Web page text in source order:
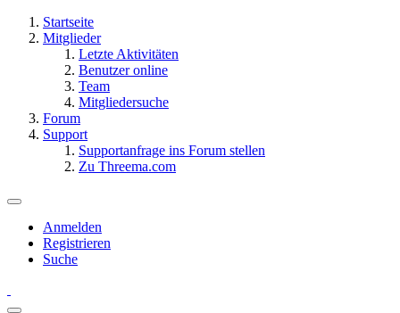
Startseite
Mitglieder
Letzte Aktivitäten
Benutzer online
Team
Mitgliedersuche
Forum
Support
Supportanfrage ins Forum stellen
Zu Threema.com
Anmelden
Registrieren
Suche